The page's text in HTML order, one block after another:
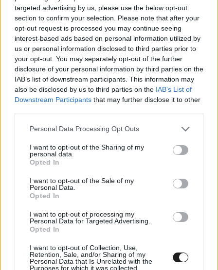
targeted advertising by us, please use the below opt-out
section to confirm your selection. Please note that after your
opt-out request is processed you may continue seeing
interest-based ads based on personal information utilized by
us or personal information disclosed to third parties prior to
your opt-out. You may separately opt-out of the further
disclosure of your personal information by third parties on the
IAB’s list of downstream participants. This information may
also be disclosed by us to third parties on the IAB’s List of
Downstream Participants that may further disclose it to other
Please note that this website/app uses one or more Google
not limited to your visit or usage behaviour. You may click to
grant or deny consent to Google and its third-party tags to
use your data for below specified purposes in below Google
consent section.
Personal Data Processing Opt Outs
I want to opt-out of the Sharing of my
personal data.
Opted In
I want to opt-out of the Sale of my
Personal Data.
Opted In
I want to opt-out of processing my
Personal Data for Targeted Advertising.
Opted In
I want to opt-out of Collection, Use,
Retention, Sale, and/or Sharing of my
Personal Data that Is Unrelated with the
Purposes for which it was collected.
Az idei svéd verseny előtti teszten azonban
Munster is beülhetett a Rally1-es Hyundaiba.
Mint kiderült a gyakorláson a takarító szerepét
tölthette be, mielőtt Thierry Neuville, Adrien
Fourmaux és Esapekka Lappi tesztelt volna.
“Grégoire is szerepel azon a listán, akit fel
tudunk kérni, hogy segítsen a teszten, és ezt